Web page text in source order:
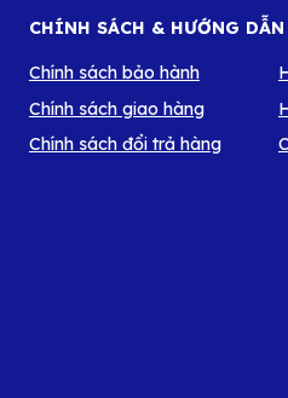
CHÍNH SÁCH & HƯỚNG DẪN
Chính sách bảo hành
Chính sách giao hàng
Chính sách đổi trả hàng